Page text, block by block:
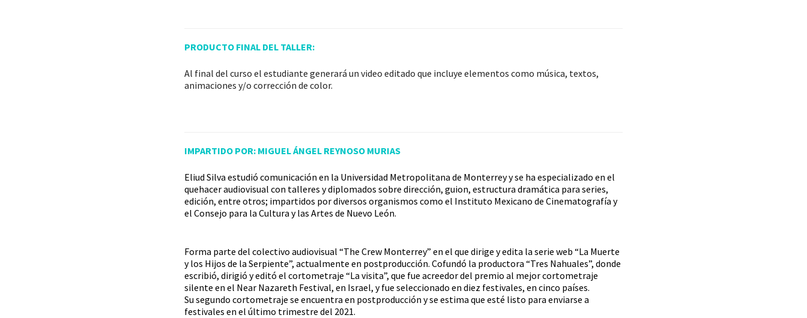
PRODUCTO FINAL DEL TALLER:
Al final del curso el estudiante generará un video editado que incluye elementos como música, textos,
animaciones y/o corrección de color.
IMPARTIDO POR: MIGUEL ÁNGEL REYNOSO MURIAS
Eliud Silva estudió comunicación en la Universidad Metropolitana de Monterrey y se ha especializado en el
quehacer audiovisual con talleres y diplomados sobre dirección, guion, estructura dramática para series,
edición, entre otros; impartidos por diversos organismos como el Instituto Mexicano de Cinematografía y
el Consejo para la Cultura y las Artes de Nuevo León.
Forma parte del colectivo audiovisual “The Crew Monterrey” en el que dirige y edita la serie web “La Muerte
y los Hijos de la Serpiente”, actualmente en postproducción. Cofundó la productora “Tres Nahuales”, donde
escribió, dirigió y editó el cortometraje “La visita”, que fue acreedor del premio al mejor cortometraje
silente en el Near Nazareth Festival, en Israel, y fue seleccionado en diez festivales, en cinco países.
Su segundo cortometraje se encuentra en postproducción y se estima que esté listo para enviarse a
festivales en el último trimestre del 2021.